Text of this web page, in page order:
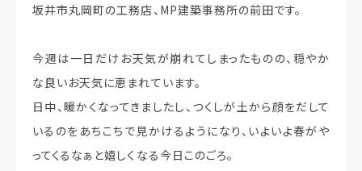
坂井市丸岡町の工務店、MP建築事務所の前田です。
今週は一日だけお天気が崩れてしまったものの、穏やか
な良いお天気に恵まれています。
日中、暖かくなってきましたし、つくしが土から顔をだして
いるのをあちこちで見かけるようになり、いよいよ春がや
ってくるなぁと嬉しくなる今日このごろ。